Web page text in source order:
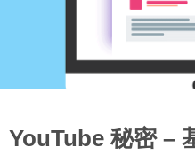
YouTube 秘密 –